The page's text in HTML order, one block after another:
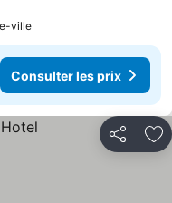
ville
Consulter les prix
Partager